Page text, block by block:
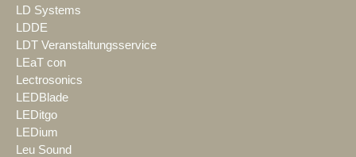
LD Systems
LDDE
LDT Veranstaltungsservice
LEaT con
Lectrosonics
LEDBlade
LEDitgo
LEDium
Leu Sound